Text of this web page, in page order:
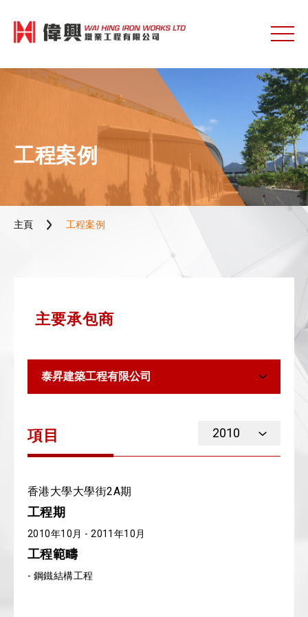
工程案例
主頁 工程案例
主要承包商
泰昇建築工程有限公司
項目 2010
香港大學大學街2A期
工程期
2010年10月 - 2011年10月
工程範疇
- 鋼鐵結構工程